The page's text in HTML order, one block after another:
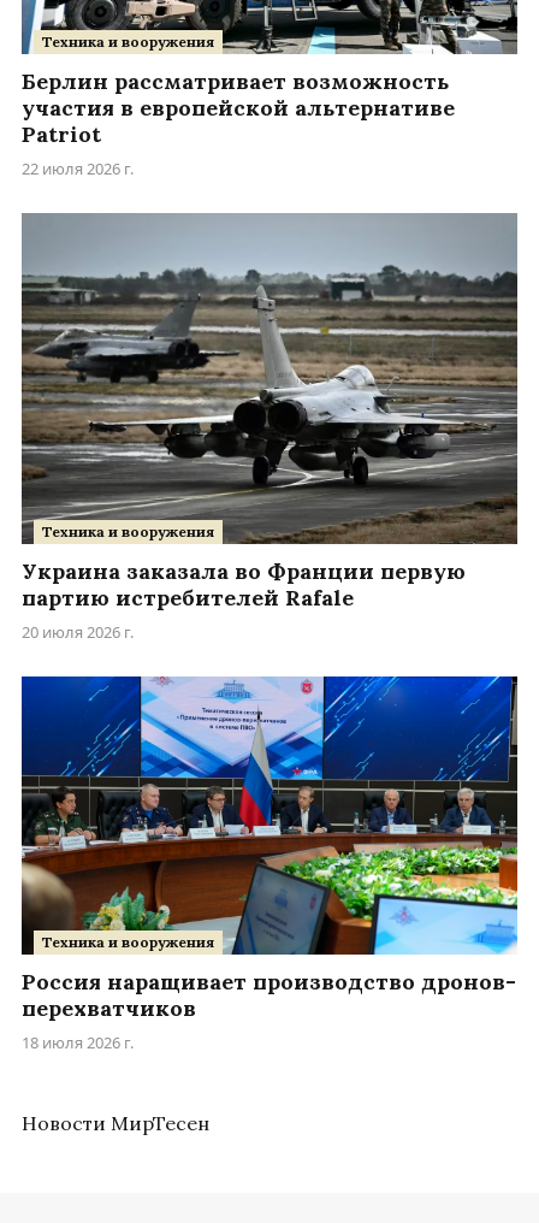
Техника и вооружения
Берлин рассматривает возможность
участия в европейской альтернативе
Patriot
22 июля 2026 г.
Техника и вооружения
Украина заказала во Франции первую
партию истребителей Rafale
20 июля 2026 г.
Техника и вооружения
Россия наращивает производство дронов-
перехватчиков
18 июля 2026 г.
Новости МирТесен